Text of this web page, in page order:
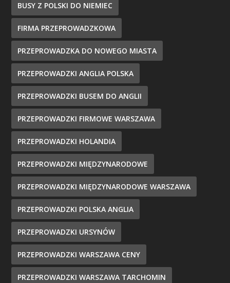
BUSY Z POLSKI DO NIEMIEC
FIRMA PRZEPROWADZKOWA
PRZEPROWADZKA DO NOWEGO MIASTA
PRZEPROWADZKI ANGLIA POLSKA
PRZEPROWADZKI BUSEM DO ANGLII
PRZEPROWADZKI FIRMOWE WARSZAWA
PRZEPROWADZKI HOLANDIA
PRZEPROWADZKI MIĘDZYNARODOWE
PRZEPROWADZKI MIĘDZYNARODOWE WARSZAWA
PRZEPROWADZKI POLSKA ANGLIA
PRZEPROWADZKI URSYNÓW
PRZEPROWADZKI WARSZAWA CENY
PRZEPROWADZKI WARSZAWA TARCHOMIN